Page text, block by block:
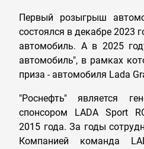
Первый розыгрыш
состоялся в декабре 2023
автомобиль. А в 2025
автомобиль", в рамках
приза - автомобиля Lada
"Роснефть" является
спонсором LADA Sport
2015 года. За годы
Компанией команда